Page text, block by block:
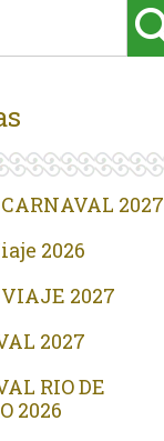
2027
2026
2027
2027
RIO DE
2026